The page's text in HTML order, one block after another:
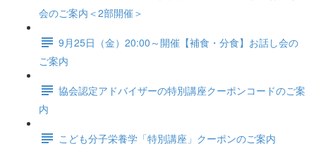
会のご案内＜2部開催＞
9月25日（金）20:00～開催【補食・分食】お話し会の
ご案内
協会認定アドバイザーの特別講座クーポンコードのご案
内
こども分子栄養学「特別講座」クーポンのご案内